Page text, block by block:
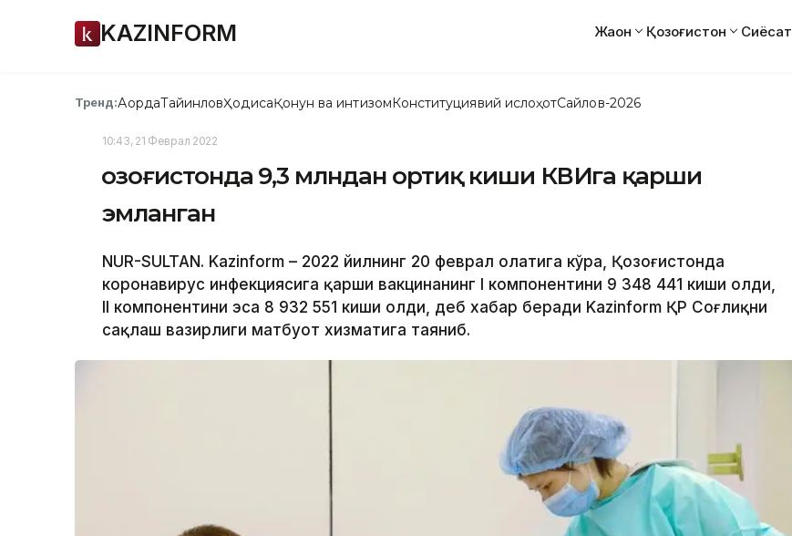
KAZINFORM Жаҳон Қозоғистон Сиёсат
Тренд:АқордаТайинловҲодисаҚонун ва интизомКонституциявий ислоҳотСайлов-2026
10:43, 21 Феврал 2022
Қозоғистонда 9,3 млндан ортиқ киши КВИга қарши
эмланган
NUR-SULTAN. Kazinform – 2022 йилнинг 20 феврал ҳолатига кўра, Қозоғистонда
коронавирус инфекциясига қарши вакцинанинг I компонентини 9 348 441 киши олди,
II компонентини эса 8 932 551 киши олди, деб хабар беради Kazinform ҚР Соғлиқни
сақлаш вазирлиги матбуот хизматига таяниб.